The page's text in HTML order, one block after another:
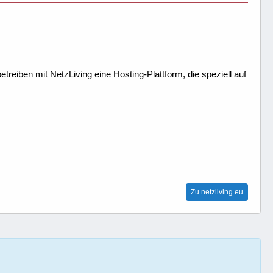
mit NetzLiving eine Hosting-Plattform, die speziell auf
Zu netzliving.eu